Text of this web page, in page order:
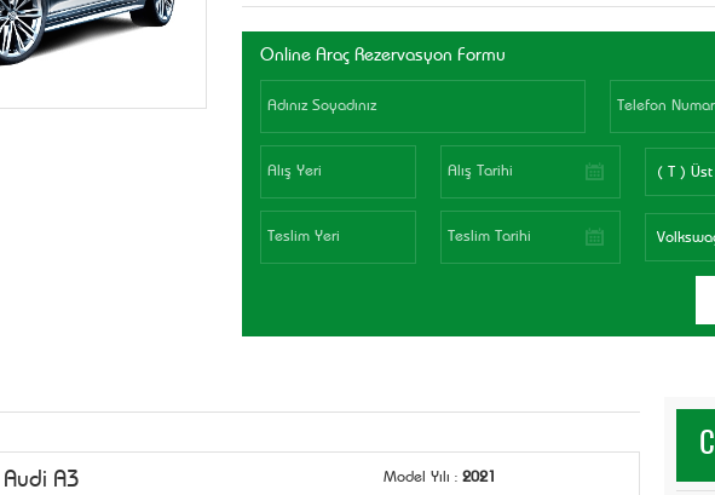
Online Araç Rezervasyon Formu
Audi A3 Model Yılı : 2021
C